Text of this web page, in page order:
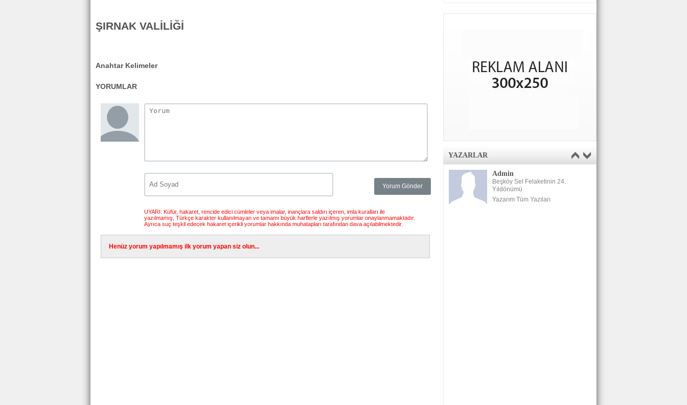
ŞIRNAK VALİLİĞİ
Anahtar Kelimeler
YORUMLAR
UYARI: Küfür, hakaret, rencide edici cümleler veya imalar, inançlara saldırı içeren, imla kuralları ile
yazılmamış, Türkçe karakter kullanılmayan ve tamamı büyük harflerle yazılmış yorumlar onaylanmamaktadır.
Ayrıca suç teşkil edecek hakaret içerikli yorumlar hakkında muhatapları tarafından dava açılabilmektedir.
Henüz yorum yapılmamış ilk yorum yapan siz olun...
YAZARLAR
Admin
Beşköy Sel Felaketinin 24.
Yıldönümü
Yazarım Tüm Yazıları